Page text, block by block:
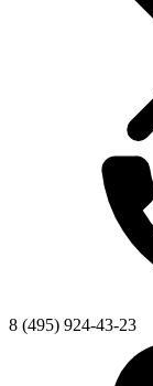
8 (495) 924-43-23